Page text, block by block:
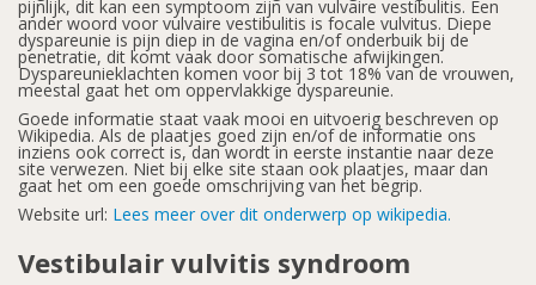
pijnlijk, dit kan een symptoom zijn van vulvaire vestibulitis. Een
ander woord voor vulvaire vestibulitis is focale vulvitus. Diepe
dyspareunie is pijn diep in de vagina en/of onderbuik bij de
penetratie, dit komt vaak door somatische afwijkingen.
Dyspareunieklachten komen voor bij 3 tot 18% van de vrouwen,
meestal gaat het om oppervlakkige dyspareunie.
Goede informatie staat vaak mooi en uitvoerig beschreven op
Wikipedia. Als de plaatjes goed zijn en/of de informatie ons
inziens ook correct is, dan wordt in eerste instantie naar deze
site verwezen. Niet bij elke site staan ook plaatjes, maar dan
gaat het om een goede omschrijving van het begrip.
Website url: Lees meer over dit onderwerp op wikipedia.
Vestibulair vulvitis syndroom